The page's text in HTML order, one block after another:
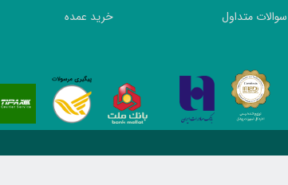
سوالات متداول
خرید عمده